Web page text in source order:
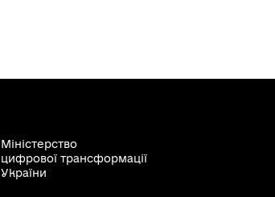
Міністерство
цифрової трансформації
України